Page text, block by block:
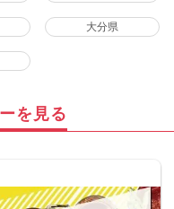
大分県
を見る